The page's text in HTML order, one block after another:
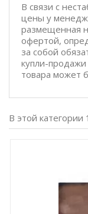
В связи с
цены у
размещенная
офертой,
за собой
купли-
товара может
В этой категории